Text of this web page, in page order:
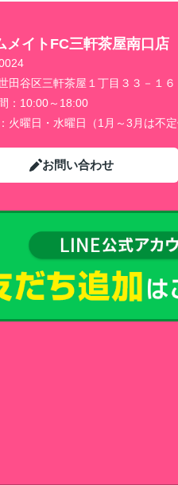
メイトFC三軒茶屋南口
田谷区三軒茶屋１丁目３３－１
： 10:00～18:00
火曜日・水曜日（1月～3月は不定
お問い合わせ